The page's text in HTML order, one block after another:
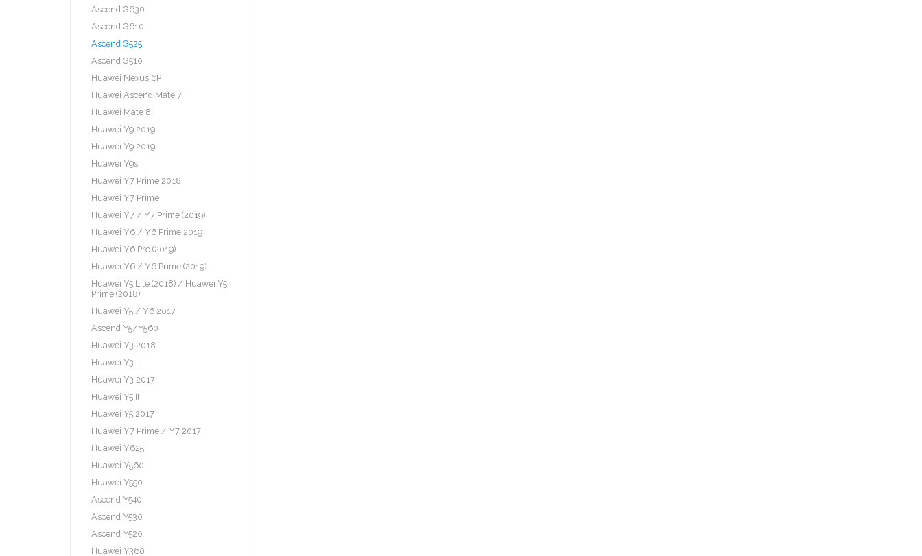
Ascend G630
Ascend G610
Ascend G525
Ascend G510
Huawei Nexus 6P
Huawei Ascend Mate 7
Huawei Mate 8
Huawei Y9 2019
Huawei Y9 2019
Huawei Y9s
Huawei Y7 Prime 2018
Huawei Y7 Prime
Huawei Y7 / Y7 Prime (2019)
Huawei Y6 / Y6 Prime 2019
Huawei Y6 Pro (2019)
Huawei Y6 / Y6 Prime (2019)
Huawei Y5 Lite (2018) / Huawei Y5
Prime (2018)
Huawei Y5 / Y6 2017
Ascend Y5/Y560
Huawei Y3 2018
Huawei Y3 II
Huawei Y3 2017
Huawei Y5 II
Huawei Y5 2017
Huawei Y7 Prime / Y7 2017
Huawei Y625
Huawei Y560
Huawei Y550
Ascend Y540
Ascend Y530
Ascend Y520
Huawei Y360